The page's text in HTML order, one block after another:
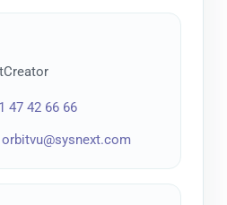
47 42 66 66
orbitvu@sysnext.com